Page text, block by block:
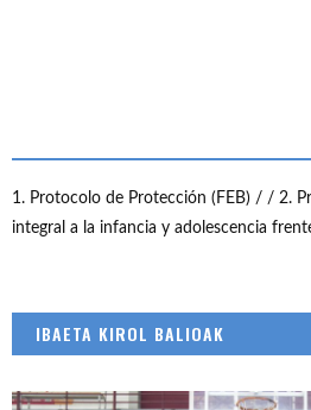
1. Protocolo de Protección (FEB) / / 2.
integral a la infancia y adolescencia
IBAETA KIROL BALIOAK